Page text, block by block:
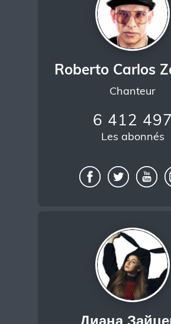
Chanteur
6 412 497
Les abonnés